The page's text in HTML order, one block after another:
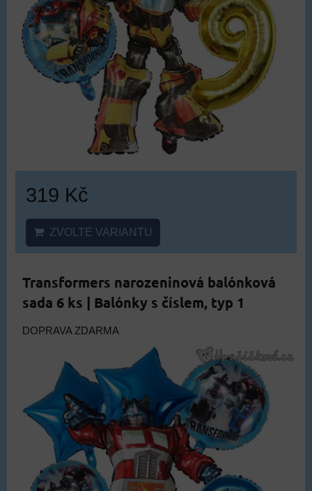
319 Kč
ZVOLTE VARIANTU
Transformers narozeninová balónková
sada 6 ks | Balónky s číslem, typ 1
DOPRAVA ZDARMA